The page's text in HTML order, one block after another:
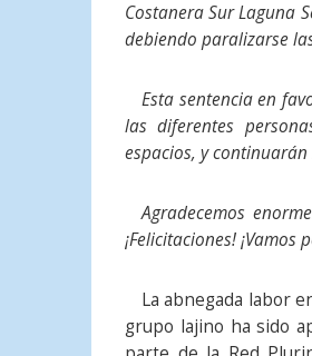
Costanera Sur Laguna
debiendo paralizarse
Esta sentencia en
las diferentes
espacios, y
Agradecemos
¡Felicitaciones! ¡Vamos
La abnegada labor
grupo lajino ha sido